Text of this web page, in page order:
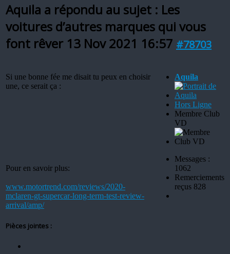
Aquila a répondu au sujet : Les
voitures d’autres marques qui vous
font rêver 13 Nov 2021 16:57 #78703
Si une bonne fée me disait tu peux en choisir
une, ce serait ça :
Pour en savoir plus:
www.motortrend.com/reviews/2020-
mclaren-gt-supercar-long-term-test-review-
arrival/amp/
Pièces jointes :
Aquila
Hors Ligne
Membre Club
VD
Messages :
1062
Remerciements
reçus 828